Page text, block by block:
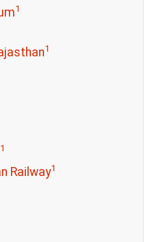
1
1
1
Railway1